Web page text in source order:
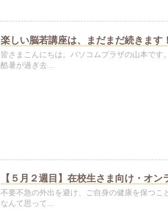
楽しい脳若講座は、まだまだ続きます！
皆さまこんにちは。パソコムプラザの山本で
酷暑が過ぎ去...
【５月２週目】在校生さま向け・オ
不要不急の外出を避け、ご自身の健康を保つこ
なんて思って...